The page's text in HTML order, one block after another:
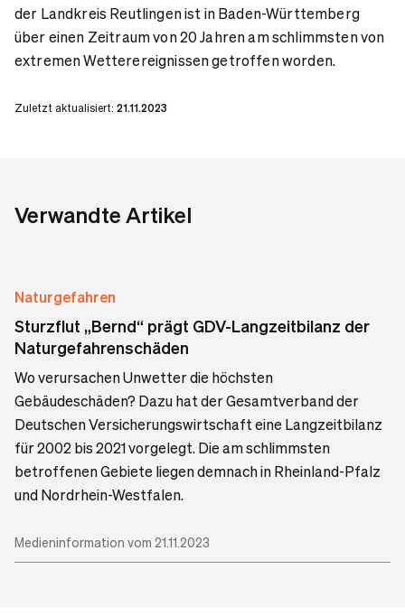
der Landkreis Reutlingen ist in Baden-Württemberg
über einen Zeitraum von 20 Jahren am schlimmsten von
extremen Wetterereignissen getroffen worden.
Zuletzt aktualisiert: 21.11.2023
Verwandte Artikel
Naturgefahren
Sturzflut „Bernd“ prägt GDV-Langzeitbilanz der
Naturgefahrenschäden
Wo verursachen Unwetter die höchsten
Gebäudeschäden? Dazu hat der Gesamtverband der
Deutschen Versicherungswirtschaft eine Langzeitbilanz
für 2002 bis 2021 vorgelegt. Die am schlimmsten
betroffenen Gebiete liegen demnach in Rheinland-Pfalz
und Nordrhein-Westfalen.
Medieninformation vom 21.11.2023